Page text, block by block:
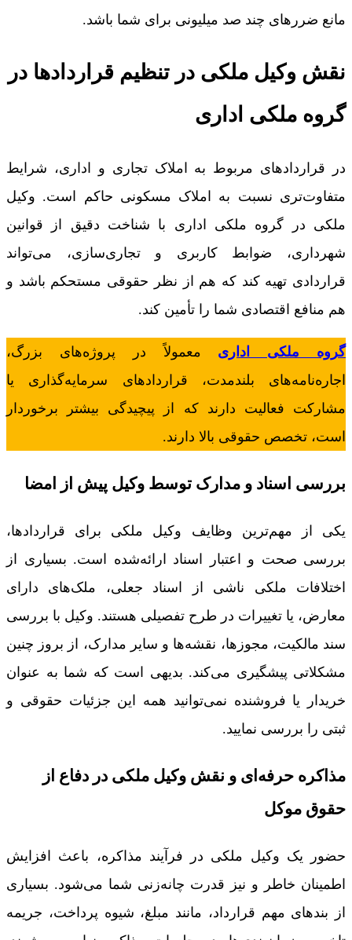
مانع ضررهای چند صد میلیونی برای شما باشد.
نقش وکیل ملکی در تنظیم قراردادها در
گروه ملکی اداری
در قراردادهای مربوط به املاک تجاری و اداری، شرایط
متفاوت‌تری نسبت به املاک مسکونی حاکم است. وکیل
ملکی در گروه ملکی اداری با شناخت دقیق از قوانین
شهرداری، ضوابط کاربری و تجاری‌سازی، می‌تواند
قراردادی تهیه کند که هم از نظر حقوقی مستحکم باشد و
هم منافع اقتصادی شما را تأمین کند.
گروه‌ ملکی اداری معمولاً در پروژه‌های بزرگ،
اجاره‌نامه‌های بلندمدت، قراردادهای سرمایه‌گذاری یا
مشارکت فعالیت دارند که از پیچیدگی بیشتر برخوردار
است، تخصص حقوقی بالا دارند.
بررسی اسناد و مدارک توسط وکیل پیش از امضا
یکی از مهم‌ترین وظایف وکیل ملکی برای قراردادها،
بررسی صحت و اعتبار اسناد ارائه‌شده است. بسیاری از
اختلافات ملکی ناشی از اسناد جعلی، ملک‌های دارای
معارض، یا تغییرات در طرح تفصیلی هستند. وکیل با بررسی
سند مالکیت، مجوزها، نقشه‌ها و سایر مدارک، از بروز چنین
مشکلاتی پیشگیری می‌کند. بدیهی است که شما به عنوان
خریدار یا فروشنده نمی‌توانید همه این جزئیات حقوقی و
ثبتی را بررسی نمایید.
مذاکره حرفه‌ای و نقش وکیل ملکی در دفاع از
حقوق موکل
حضور یک وکیل ملکی در فرآیند مذاکره، باعث افزایش
اطمینان خاطر و نیز قدرت چانه‌زنی شما می‌شود. بسیاری
از بندهای مهم قرارداد، مانند مبلغ، شیوه پرداخت، جریمه